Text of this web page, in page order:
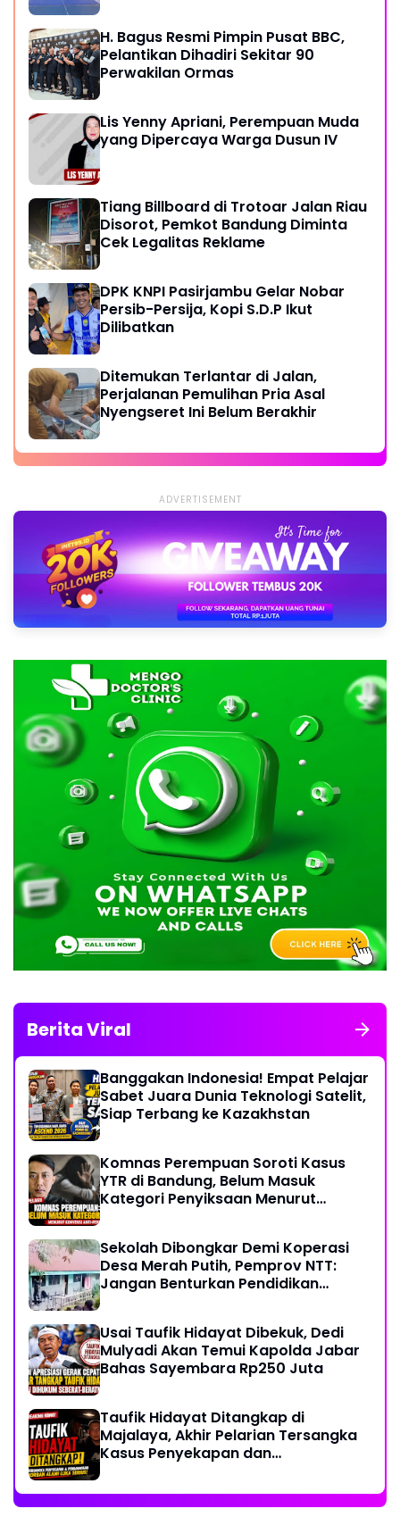
H. Bagus Resmi Pimpin Pusat BBC,
Pelantikan Dihadiri Sekitar 90
Perwakilan Ormas
Lis Yenny Apriani, Perempuan Muda
yang Dipercaya Warga Dusun IV
Tiang Billboard di Trotoar Jalan Riau
Disorot, Pemkot Bandung Diminta
Cek Legalitas Reklame
DPK KNPI Pasirjambu Gelar Nobar
Persib-Persija, Kopi S.D.P Ikut
Dilibatkan
Ditemukan Terlantar di Jalan,
Perjalanan Pemulihan Pria Asal
Nyengseret Ini Belum Berakhir
ADVERTISEMENT
Berita Viral
Banggakan Indonesia! Empat Pelajar
Sabet Juara Dunia Teknologi Satelit,
Siap Terbang ke Kazakhstan
Komnas Perempuan Soroti Kasus
YTR di Bandung, Belum Masuk
Kategori Penyiksaan Menurut
Sekolah Dibongkar Demi Koperasi
Desa Merah Putih, Pemprov NTT:
Jangan Benturkan Pendidikan
Usai Taufik Hidayat Dibekuk, Dedi
Mulyadi Akan Temui Kapolda Jabar
Bahas Sayembara Rp250 Juta
Taufik Hidayat Ditangkap di
Majalaya, Akhir Pelarian Tersangka
Kasus Penyekapan dan